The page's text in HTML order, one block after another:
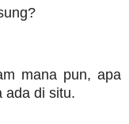
mana pun, apa
ada di situ.